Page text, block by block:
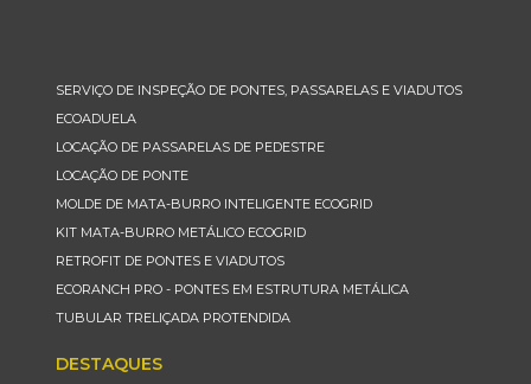
SERVIÇO DE INSPEÇÃO DE PONTES, PASSARELAS E VIADUTOS
ECOADUELA
LOCAÇÃO DE PASSARELAS DE PEDESTRE
LOCAÇÃO DE PONTE
MOLDE DE MATA-BURRO INTELIGENTE ECOGRID
KIT MATA-BURRO METÁLICO ECOGRID
RETROFIT DE PONTES E VIADUTOS
ECORANCH PRO - PONTES EM ESTRUTURA METÁLICA
TUBULAR TRELIÇADA PROTENDIDA
DESTAQUES